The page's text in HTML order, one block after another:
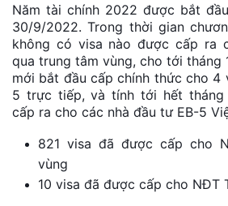
Năm tài chính 2022 được bắt
30/9/2022. Trong thời gian
không có visa nào được cấp ra
qua trung tâm vùng, cho tới tháng
mới bắt đầu cấp chính thức cho 4
5 trực tiếp, và tính tới hết tháng
cấp ra cho các nhà đầu tư EB-5
821 visa đã được cấp cho
vùng
10 visa đã được cấp cho NĐT